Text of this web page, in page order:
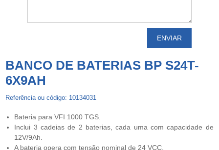
BANCO DE BATERIAS BP S24T-
6X9AH
Referência ou código: 10134031
Bateria para VFI 1000 TGS.
Inclui 3 cadeias de 2 baterias, cada uma com capacidade de
12V/9Ah.
A bateria opera com tensão nominal de 24 VCC.